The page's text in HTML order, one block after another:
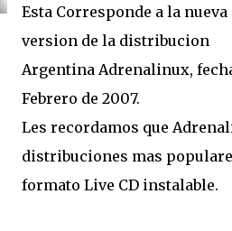
Esta Corresponde a la nueva
version de la distribucion
Argentina Adrenalinux,
Febrero de 2007.
Les recordamos que
distribuciones mas
formato Live CD instalable.